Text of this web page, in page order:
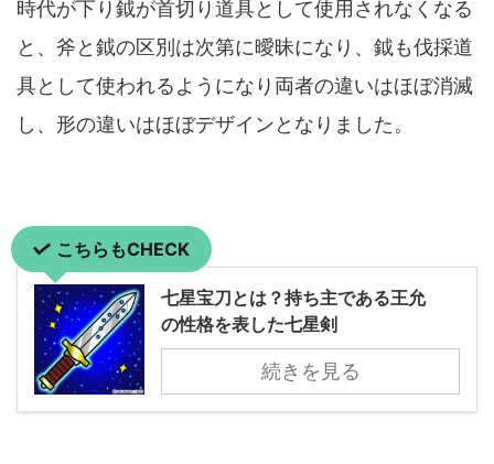
時代が下り鉞が首切り道具として使用されなくなる
と、斧と鉞の区別は次第に曖昧になり、鉞も伐採道
具として使われるようになり両者の違いはほぼ消滅
し、形の違いはほぼデザインとなりました。
こちらもCHECK
七星宝刀とは？持ち主である王允
の性格を表した七星剣
続きを見る